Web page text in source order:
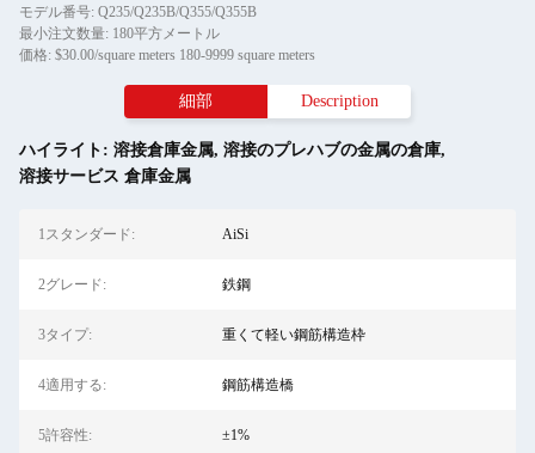
モデル番号: Q235/Q235B/Q355/Q355B
最小注文数量: 180平方メートル
価格: $30.00/square meters 180-9999 square meters
細部 Description
ハイライト: 溶接倉庫金属, 溶接のプレハブの金属の倉庫,
溶接サービス 倉庫金属
1スタンダード: AiSi
2グレード: 鉄鋼
3タイプ: 重くて軽い鋼筋構造枠
4適用する: 鋼筋構造橋
5許容性: ±1%